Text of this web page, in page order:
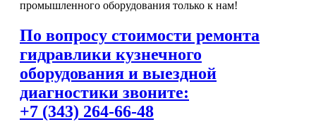
промышленного оборудования только к нам!
По вопросу стоимости ремонта
гидравлики кузнечного
оборудования и выездной
диагностики звоните:
+7 (343) 264-66-48